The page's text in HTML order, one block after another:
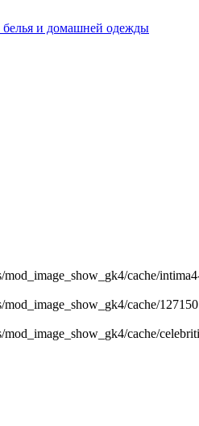
и домашней одежды
mod_image_show_gk4/cache/
mod_image_show_gk4/cache/
mod_image_show_gk4/cache/